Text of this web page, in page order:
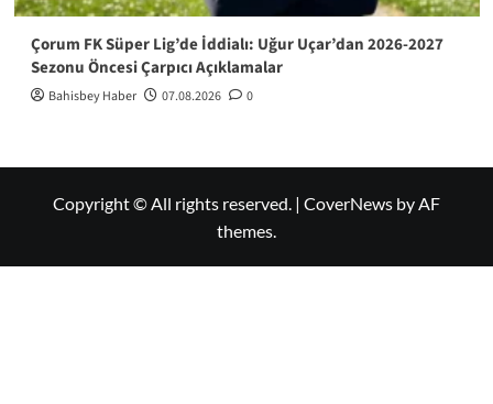
Çorum FK Süper Lig’de İddialı: Uğur Uçar’dan 2026-2027
Sezonu Öncesi Çarpıcı Açıklamalar
Bahisbey Haber 07.08.2026 0
Copyright © All rights reserved. | CoverNews by AF
themes.